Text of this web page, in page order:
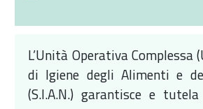
L’Unità Operativa Complessa
di Igiene degli Alimenti e
(S.I.A.N.) garantisce e